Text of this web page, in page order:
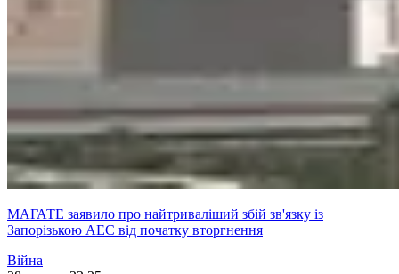
МАГАТЕ заявило про найтриваліший збій зв'язку із
Запорізькою АЕС від початку вторгнення
Війна